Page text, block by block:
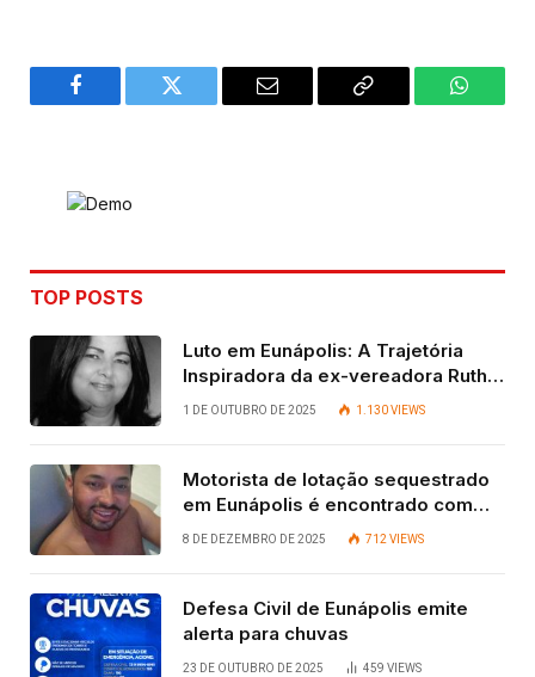
Facebook Twitter Email
Copy
TOP POSTS
Luto em Eunápolis: A Trajetória
Inspiradora da ex-vereadora Ruth
Contadora
1 DE OUTUBRO DE 2025 1.130VIEWS
Motorista de lotação sequestrado
em Eunápolis é encontrado com
vida após quatro dias.
8 DE DEZEMBRO DE 2025 712VIEWS
Defesa Civil de Eunápolis emite
alerta para chuvas
23 DE OUTUBRO DE 2025 459 VIEWS